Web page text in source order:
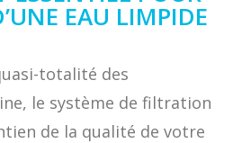
EAU LIMPIDE
totalité des
le système de filtration
de la qualité de votre